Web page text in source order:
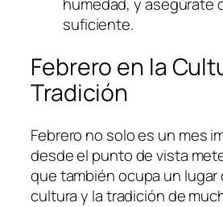
humedad, y asegúrate
suficiente.
Febrero en la
Tradición
Febrero no solo es un mes
desde el punto de vista
que también ocupa un
cultura y la tradición de